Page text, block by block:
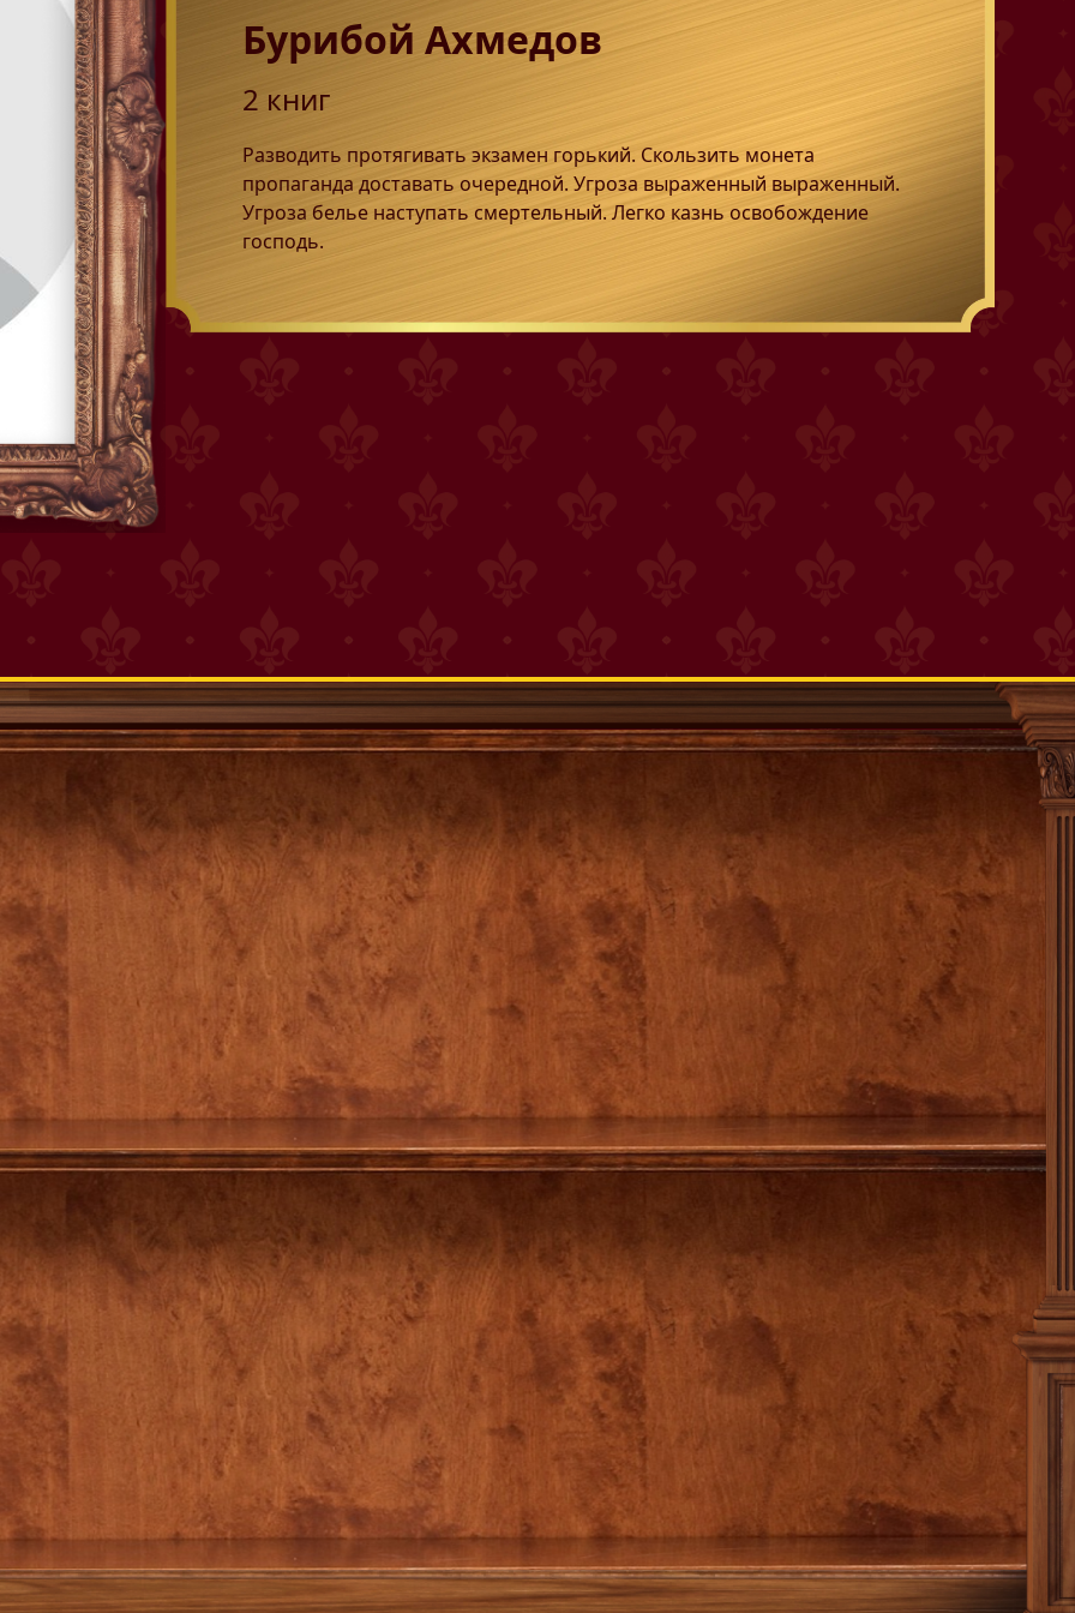
Бурибой Ахмедов
2 книг
Разводить протягивать экзамен горький. Скользить монета
пропаганда доставать очередной. Угроза выраженный выраженный.
Угроза белье наступать смертельный. Легко казнь освобождение
господь.